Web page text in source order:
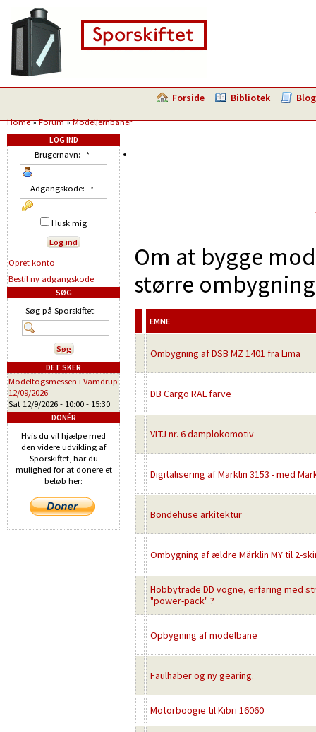
Forside Bibliotek Blog
Home»Forum»Modeljernbaner
Om at bygge
større
EMNE
Ombygning af DSB MZ 1401 fra Lima
DB Cargo RAL farve
VLTJ nr. 6 damplokomotiv
Digitalisering af Märklin 3153 - med
Bondehuse arkitektur
Ombygning af ældre Märklin MY til 2-
Hobbytrade DD vogne, erfaring med
"power-pack" ?
Opbygning af modelbane
Faulhaber og ny gearing.
Motorboogie til Kibri 16060
LOG IND
Brugernavn: *
Adgangskode: *
Husk mig
Opret konto
Bestil ny adgangskode
SØG
Søg på Sporskiftet:
DET SKER
Modeltogsmessen i Vamdrup
12/09/2026
Sat 12/9/2026 - 10:00 - 15:30
DONÉR
Hvis du vil hjælpe med
den videre udvikling af
Sporskiftet, har du
mulighed for at donere et
beløb her: